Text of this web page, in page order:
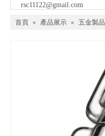
rsc11122@gmail.com
首頁 » 產品展示 » 五金製品